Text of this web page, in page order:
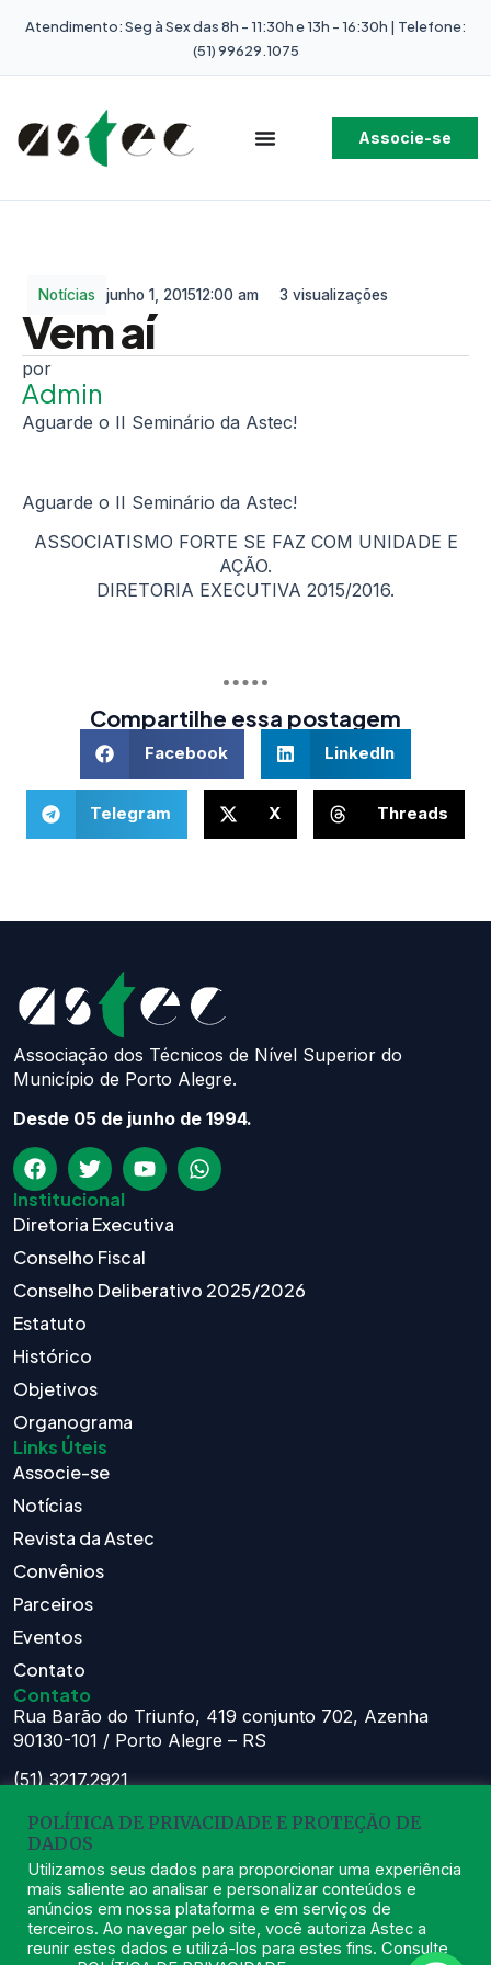
Atendimento: Seg à Sex das 8h - 11:30h e 13h - 16:30h | Telefone:
(51) 99629.1075
Associe-se
Notícias junho 1, 201512:00 am 3 visualizações
Vem aí
Admin
Aguarde o II Seminário da Astec!
Aguarde o II Seminário da Astec!
ASSOCIATISMO FORTE SE FAZ COM UNIDADE E
AÇÃO.
DIRETORIA EXECUTIVA 2015/2016.
Compartilhe essa postagem
Facebook LinkedIn
Telegram X Threads
Associação dos Técnicos de Nível Superior do
Município de Porto Alegre.
Desde 05 de junho de 1994.
Institucional
Diretoria Executiva
Conselho Fiscal
Conselho Deliberativo 2025/2026
Estatuto
Histórico
Objetivos
Organograma
Links Úteis
Associe-se
Notícias
Revista da Astec
Convênios
Parceiros
Eventos
Contato
Contato
Rua Barão do Triunfo, 419 conjunto 702, Azenha
90130-101 / Porto Alegre – RS
(51) 3217.2921
Atendimento:
Seg à Sex das 8h – 11:30h e 13h – 16:30h
astec@astecpmpa.com.br
POLÍTICA DE PRIVACIDADE E PROTEÇÃO DE
DADOS
Utilizamos seus dados para proporcionar uma experiência
mais saliente ao analisar e personalizar conteúdos e
anúncios em nossa plataforma e em serviços de
terceiros. Ao navegar pelo site, você autoriza Astec a
reunir estes dados e utilizá-los para estes fins. Consulte